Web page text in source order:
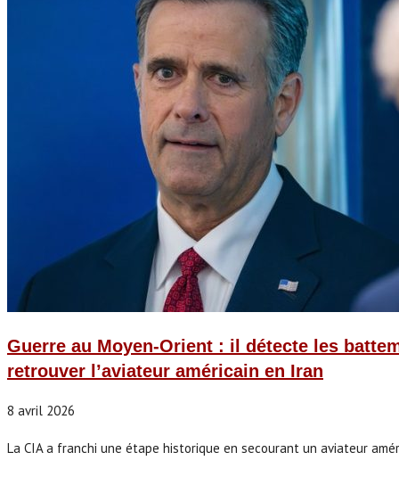
Guerre au Moyen-Orient : il détecte les
retrouver l’aviateur américain en Iran
8 avril 2026
La CIA a franchi une étape historique en secourant un aviateur